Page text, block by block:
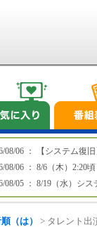
08/06 ： 【システム復
08/06 ： 8/6（木）
08/05 ： 8/19（水）シ
（は） > タレント出